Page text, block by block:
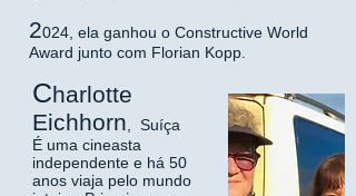
2024, ela ganhou o Constructive World
Award junto com Florian Kopp.
Charlotte
Eichhorn , Suíça
É uma cineasta
independente e há 50
anos viaja pelo mundo